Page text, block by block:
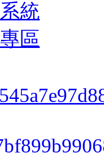
統
區